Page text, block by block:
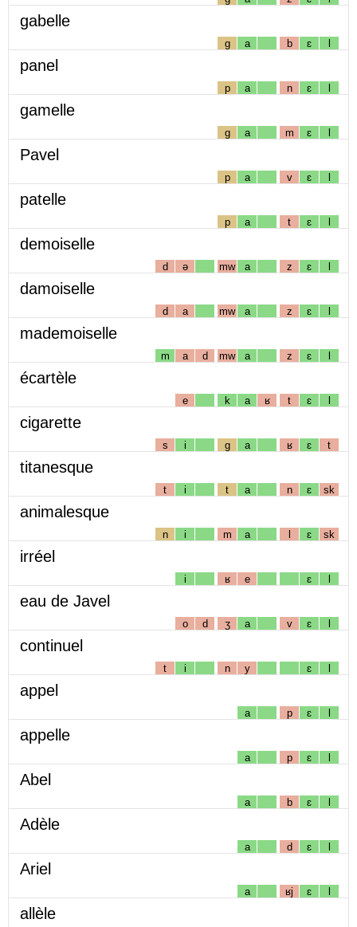
gabelle
g a b ɛ l
panel
p a n ɛ l
gamelle
g a m ɛ l
Pavel
p a v ɛ l
patelle
p a t ɛ l
demoiselle
d ə mw a z ɛ l
damoiselle
d a mw a z ɛ l
mademoiselle
m a d mw a z ɛ l
écartèle
e k a ʁ t ɛ l
cigarette
s i g a ʁ ɛ t
titanesque
t i t a n ɛ sk
animalesque
n i m a l ɛ sk
irréel
i ʁ e ɛ l
eau de Javel
o d ʒ a v ɛ l
continuel
t i n y ɛ l
appel
a p ɛ l
appelle
a p ɛ l
Abel
a b ɛ l
Adèle
a d ɛ l
Ariel
a ʁj ɛ l
allèle